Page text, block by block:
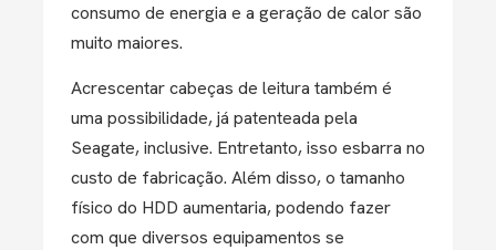
consumo de energia e a geração de calor são
muito maiores.
Acrescentar cabeças de leitura também é
uma possibilidade, já patenteada pela
Seagate, inclusive. Entretanto, isso esbarra no
custo de fabricação. Além disso, o tamanho
físico do HDD aumentaria, podendo fazer
com que diversos equipamentos se